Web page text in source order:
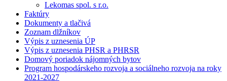
Lekomas spol. s r.o.
Faktúry
Dokumenty a tlačivá
Zoznam dlžníkov
Výpis z uznesenia ÚP
Výpis z uznesenia PHSR a PHRSR
Domový poriadok nájomných bytov
Program hospodárskeho rozvoja a sociálneho rozvoja na roky
2021-2027